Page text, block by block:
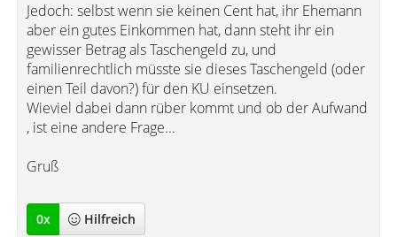
Jedoch: selbst wenn sie keinen Cent hat, ihr Ehemann
aber ein gutes Einkommen hat, dann steht ihr ein
gewisser Betrag als Taschengeld zu, und
familienrechtlich müsste sie dieses Taschengeld (oder
einen Teil davon?) für den KU einsetzen.
Wieviel dabei dann rüber kommt und ob der Aufwand
, ist eine andere Frage...
Gruß
0x Hilfreich